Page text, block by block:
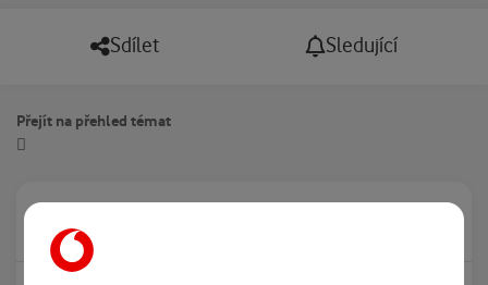
Sdílet Sledující
Přejít na přehled témat